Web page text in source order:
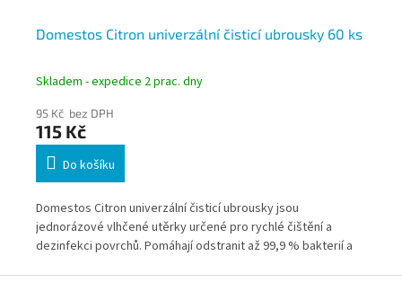
Domestos Citron univerzální čisticí ubrousky 60 ks
Skladem - expedice 2 prac. dny
95 Kč bez DPH
115 Kč
Do košíku
Domestos Citron univerzální čisticí ubrousky jsou
jednorázové vlhčené utěrky určené pro rychlé čištění a
dezinfekci povrchů. Pomáhají odstranit až 99,9 % bakterií a